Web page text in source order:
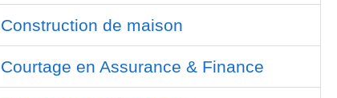
Construction de maison
Courtage en Assurance & Finance